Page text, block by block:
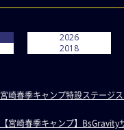
2026
2018
宮崎春季キャンプ特設ステージ
【宮崎春季キャンプ】BsGravity